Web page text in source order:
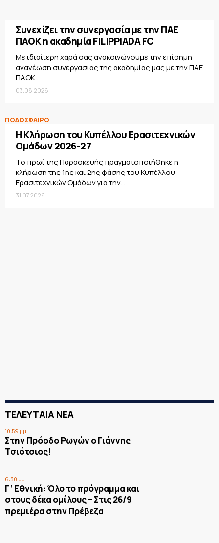
Συνεχίζει την συνεργασία με την ΠΑΕ
ΠΑΟΚ η ακαδημία FILIPPIADA FC
Με ιδιαίτερη χαρά σας ανακοινώνουμε την επίσημη
ανανέωση συνεργασίας της ακαδημίας μας με την ΠΑΕ
ΠΑΟΚ...
03.08.2026
ΠΟΔΟΣΦΑΙΡΟ
Η Κλήρωση του Κυπέλλου Ερασιτεχνικών
Ομάδων 2026-27
Το πρωί της Παρασκευής πραγματοποιήθηκε η
κλήρωση της 1ης και 2ης φάσης του Κυπέλλου
Ερασιτεχνικών Ομάδων για την...
31.07.2026
ΤΕΛΕΥΤΑΙΑ ΝΕΑ
10:59 μμ
Στην Πρόοδο Ρωγών ο Γιάννης
Τσιότσιος!
6:30 μμ
Γ’ Εθνική: Όλο το πρόγραμμα και
στους δέκα ομίλους – Στις 26/9
πρεμιέρα στην Πρέβεζα